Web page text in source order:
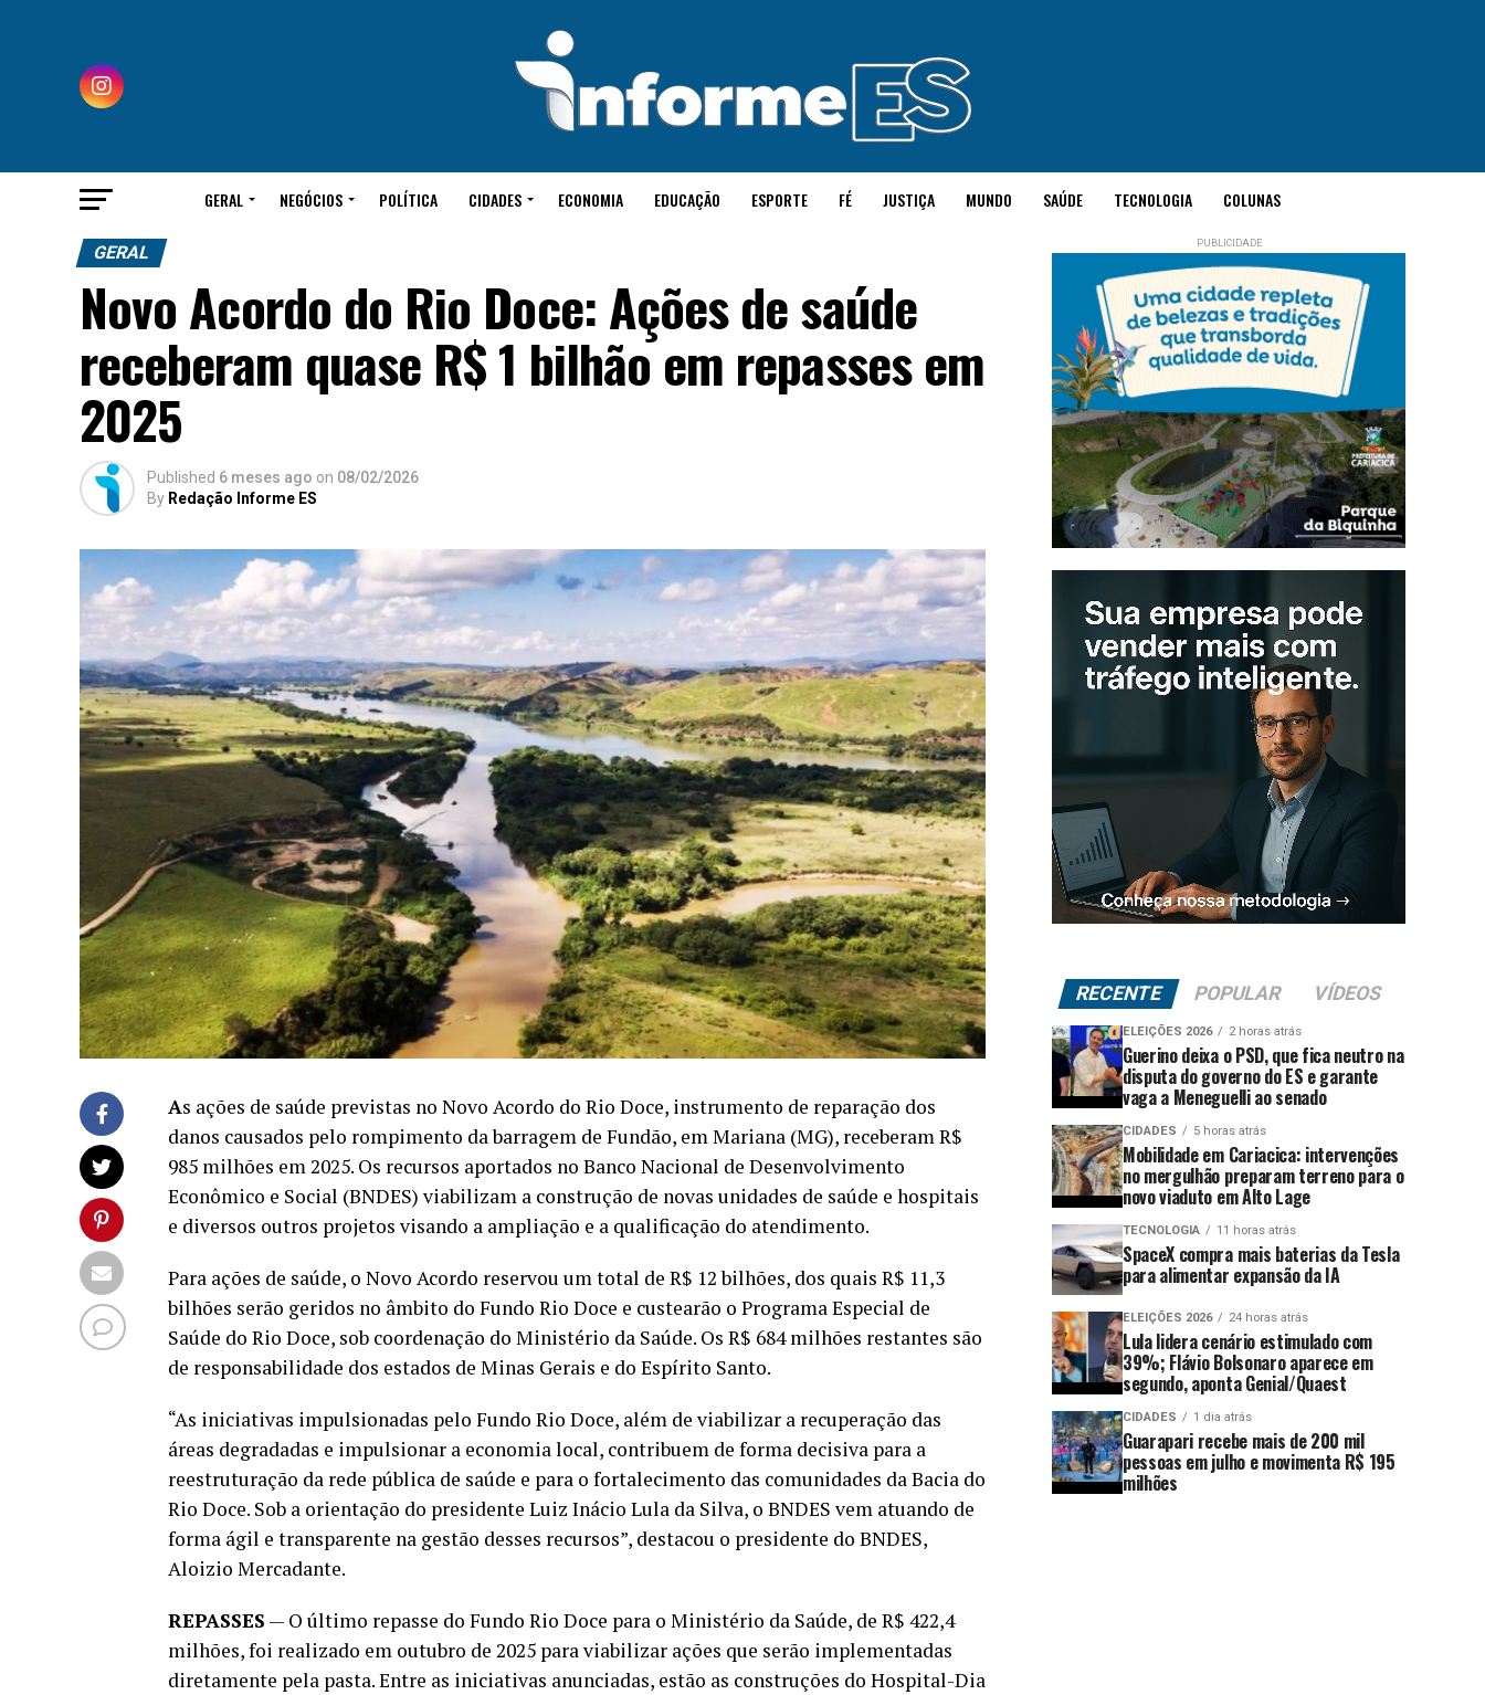
GERAL NEGÓCIOS POLÍTICA CIDADES ECONOMIA EDUCAÇÃO ESPORTE FÉ JUSTIÇA MUNDO SAÚDE TECNOLOGIA COLUNAS
GERAL
Novo Acordo do Rio Doce: Ações de saúde
receberam quase R$ 1 bilhão em repasses em
2025
Published 6 meses ago on 08/02/2026
By Redação Informe ES
As ações de saúde previstas no Novo Acordo do Rio Doce, instrumento de reparação dos
danos causados pelo rompimento da barragem de Fundão, em Mariana (MG), receberam R$
985 milhões em 2025. Os recursos aportados no Banco Nacional de Desenvolvimento
Econômico e Social (BNDES) viabilizam a construção de novas unidades de saúde e hospitais
e diversos outros projetos visando a ampliação e a qualificação do atendimento.
Para ações de saúde, o Novo Acordo reservou um total de R$ 12 bilhões, dos quais R$ 11,3
bilhões serão geridos no âmbito do Fundo Rio Doce e custearão o Programa Especial de
Saúde do Rio Doce, sob coordenação do Ministério da Saúde. Os R$ 684 milhões restantes são
de responsabilidade dos estados de Minas Gerais e do Espírito Santo.
“As iniciativas impulsionadas pelo Fundo Rio Doce, além de viabilizar a recuperação das
áreas degradadas e impulsionar a economia local, contribuem de forma decisiva para a
reestruturação da rede pública de saúde e para o fortalecimento das comunidades da Bacia do
Rio Doce. Sob a orientação do presidente Luiz Inácio Lula da Silva, o BNDES vem atuando de
forma ágil e transparente na gestão desses recursos”, destacou o presidente do BNDES,
Aloizio Mercadante.
REPASSES — O último repasse do Fundo Rio Doce para o Ministério da Saúde, de R$ 422,4
milhões, foi realizado em outubro de 2025 para viabilizar ações que serão implementadas
diretamente pela pasta. Entre as iniciativas anunciadas, estão as construções do Hospital-Dia
RECENTE POPULAR VÍDEOS
ELEIÇÕES 2026 2 horas atrás
Guerino deixa o PSD, que fica neutro na
disputa do governo do ES e garante
vaga a Meneguelli ao senado
CIDADES 5 horas atrás
Mobilidade em Cariacica: intervenções
no mergulhão preparam terreno para o
novo viaduto em Alto Lage
TECNOLOGIA 11 horas atrás
SpaceX compra mais baterias da Tesla
para alimentar expansão da IA
ELEIÇÕES 2026 24 horas atrás
Lula lidera cenário estimulado com
39%; Flávio Bolsonaro aparece em
segundo, aponta Genial/Quaest
CIDADES 1 dia atrás
Guarapari recebe mais de 200 mil
pessoas em julho e movimenta R$ 195
milhões